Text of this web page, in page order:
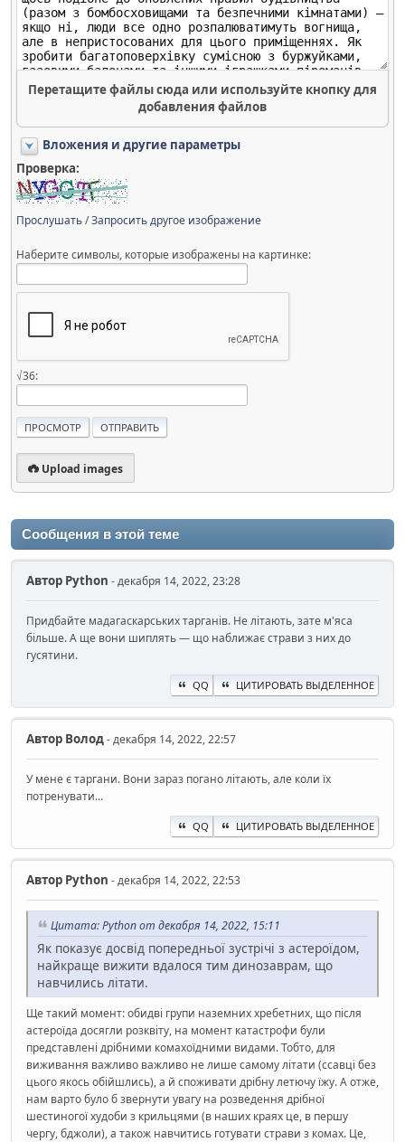
Перетащите файлы сюда или используйте кнопку для
добавления файлов
Вложения и другие параметры
Проверка:
Прослушать/Запросить другое изображение
Наберите символы, которые изображены на картинке:
√36:
Upload images
Сообщения в этой теме
Автор Python - декабря 14, 2022, 23:28
Придбайте мадагаскарських тарганів. Не літають, зате м'яса
більше. А ще вони шиплять — що наближає страви з них до
гусятини.
QQ ЦИТИРОВАТЬ ВЫДЕЛЕННОЕ
Автор Волод- декабря 14, 2022, 22:57
У мене є таргани. Вони зараз погано літають, але коли їх
потренувати...
QQ ЦИТИРОВАТЬ ВЫДЕЛЕННОЕ
Автор Python - декабря 14, 2022, 22:53
Цитата: Python от декабря 14, 2022, 15:11
Як показує досвід попередньої зустрічі з астероїдом,
найкраще вижити вдалося тим динозаврам, що
навчились літати.
Ще такий момент: обидві групи наземних хребетних, що після
астероїда досягли розквіту, на момент катастрофи були
представлені дрібними комахоїдними видами. Тобто, для
виживання важливо важливо не лише самому літати (ссавці без
цього якось обійшлись), а й споживати дрібну летючу їжу. А отже,
нам варто було б звернути увагу на розведення дрібної
шестиногої худоби з крильцями (в наших краях це, в першу
чергу, бджоли), а також навчитись готувати страви з комах. Це,